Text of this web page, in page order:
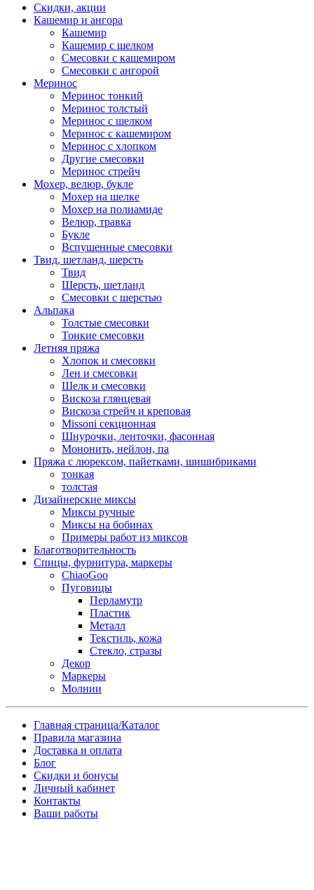
Скидки, акции
Кашемир и ангора
Кашемир
Кашемир с шелком
Смесовки с кашемиром
Смесовки с ангорой
Меринос
Меринос тонкий
Меринос толстый
Меринос с шелком
Меринос с кашемиром
Меринос с хлопком
Другие смесовки
Меринос стрейч
Мохер, велюр, букле
Мохер на шелке
Мохер на полиамиде
Велюр, травка
Букле
Вспушенные смесовки
Твид, шетланд, шерсть
Твид
Шерсть, шетланд
Смесовки с шерстью
Альпака
Толстые смесовки
Тонкие смесовки
Летняя пряжа
Хлопок и смесовки
Лен и смесовки
Шелк и смесовки
Вискоза глянцевая
Вискоза стрейч и креповая
Missoni секционная
Шнурочки, ленточки, фасонная
Мононить, нейлон, па
Пряжа с люрексом, пайетками, шишибриками
тонкая
толстая
Дизайнерские миксы
Миксы ручные
Миксы на бобинах
Примеры работ из миксов
Благотворительность
Спицы, фурнитура, маркеры
ChiaoGoo
Пуговицы
Перламутр
Пластик
Металл
Текстиль, кожа
Стекло, стразы
Декор
Маркеры
Молнии
Главная страница/Каталог
Правила магазина
Доставка и оплата
Блог
Скидки и бонусы
Личный кабинет
Контакты
Ваши работы